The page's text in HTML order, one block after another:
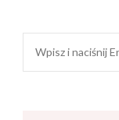
czegoś?